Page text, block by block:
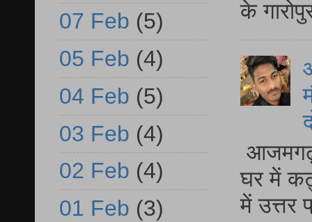
के
घर में
में
07 Feb (5)
05 Feb (4)
04 Feb (5)
03 Feb (4)
02 Feb (4)
01 Feb (3)